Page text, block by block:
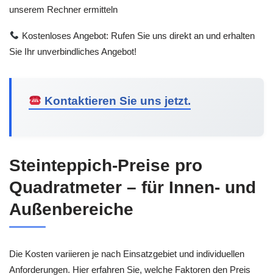
unserem Rechner ermitteln
Kostenloses Angebot: Rufen Sie uns direkt an und erhalten
Sie Ihr unverbindliches Angebot!
Kontaktieren Sie uns jetzt.
Steinteppich-Preise pro
Quadratmeter – für Innen- und
Außenbereiche
Die Kosten variieren je nach Einsatzgebiet und individuellen
Anforderungen. Hier erfahren Sie, welche Faktoren den Preis